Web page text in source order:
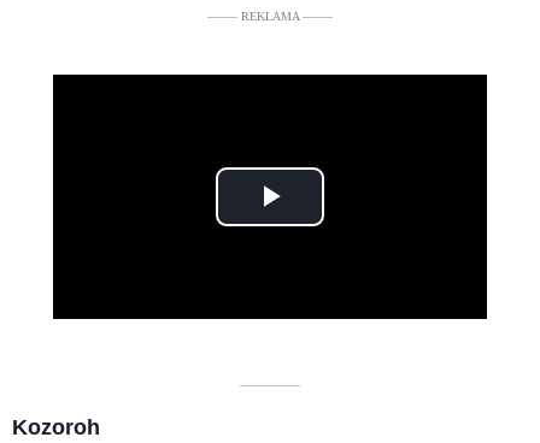
––––– REKLAMA –––––
Play
––––––––––
Kozoroh